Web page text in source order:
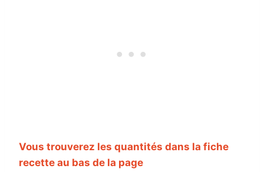
Vous trouverez les quantités dans la fiche
recette au bas de la page